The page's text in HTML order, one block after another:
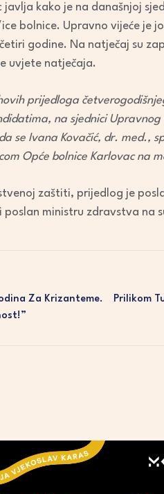
keys
to
kako je na današnjoj
bolnice. Upravno vijeće je
godine. Na natječaj su
uvjete natječaja.
prijedloga
na sjednici
se Ivana Kovačić, dr. med.,
Opće bolnice Karlovac na
zaštiti, prijedlog je
ministru zdravstva na
Za Krizanteme.
Prilikom